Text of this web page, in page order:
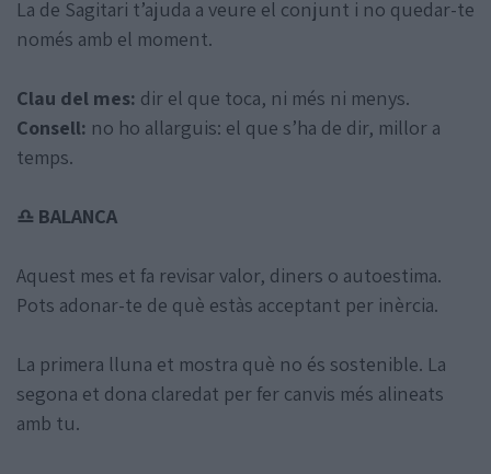
La de Sagitari t’ajuda a veure el conjunt i no quedar-te
només amb el moment.
Clau del mes: dir el que toca, ni més ni menys.
Consell: no ho allarguis: el que s’ha de dir, millor a
temps.
♎ BALANÇA
Aquest mes et fa revisar valor, diners o autoestima.
Pots adonar-te de què estàs acceptant per inèrcia.
La primera lluna et mostra què no és sostenible. La
segona et dona claredat per fer canvis més alineats
amb tu.